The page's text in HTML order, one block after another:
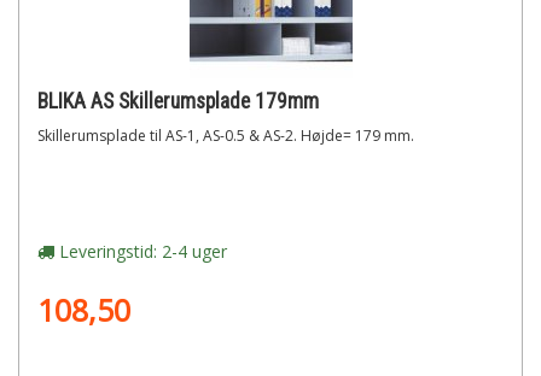
BLIKA AS Skillerumsplade 179mm
Skillerumsplade til AS-1, AS-0.5 & AS-2. Højde= 179 mm.
Leveringstid: 2-4 uger
108,50